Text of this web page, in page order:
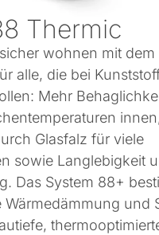
Thermic
wohnen mit dem
alle, die bei
Mehr
Glasfalz für viele
sowie Langlebigkeit
Das System 88+
und